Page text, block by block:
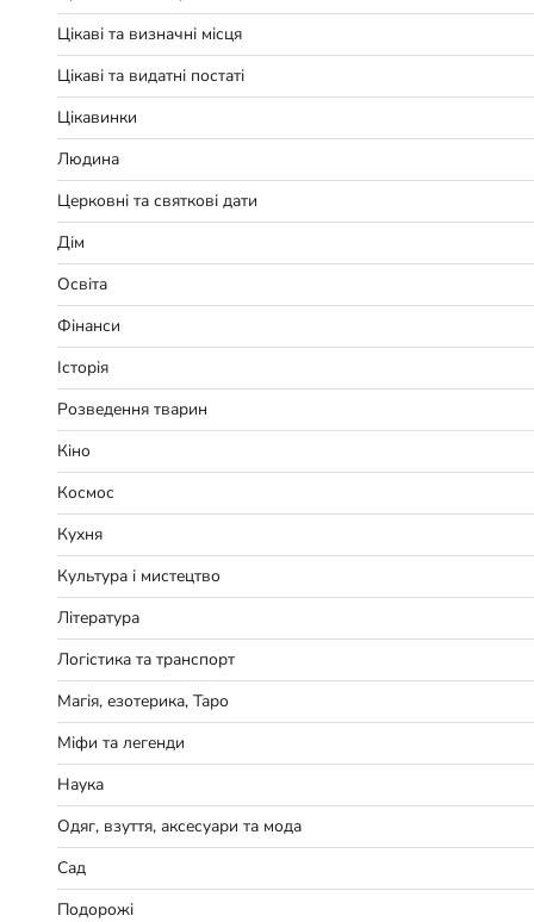
Цікаві та визначні місця
Цікаві та видатні постаті
Цікавинки
Людина
Церковні та святкові дати
Дім
Освіта
Фінанси
Історія
Розведення тварин
Кіно
Космос
Кухня
Культура і мистецтво
Література
Логістика та транспорт
Магія, езотерика, Таро
Міфи та легенди
Наука
Одяг, взуття, аксесуари та мода
Сад
Подорожі